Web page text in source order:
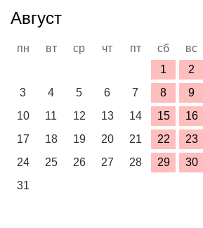
Август
пн вт ср чт пт сб
вс
1
2
3
4 5 6 7 8
9
10
11 12 13 14 15
16
17
18 19 20 21 22
23
24
25 26 27 28 29
30
31